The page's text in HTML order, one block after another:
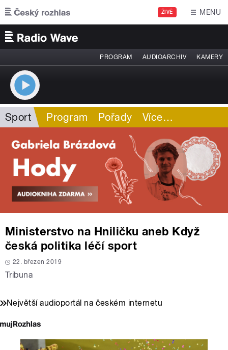
Přejít k hlavnímu obsahu
ŽIVĚ MENU
PROGRAM AUDIOARCHIV KAMERY
Sport Program Pořady Více…
Ministerstvo na Hniličku aneb Když
česká politika léčí sport
22. březen 2019
Tribuna
Největší audioportál na českém internetu